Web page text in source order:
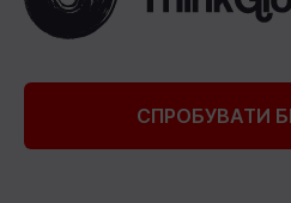
СПРОБУВАТИ